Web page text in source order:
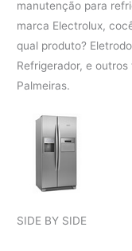
manutenção para
marca Electrolux,
qual produto?
Refrigerador, e
Palmeiras.
SIDE BY SIDE